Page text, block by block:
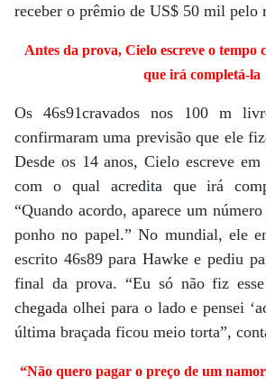
receber o prêmio de US$ 50 mil pelo
Antes da prova, Cielo escreve o tempo
que irá completá-la
Os 46s91cravados nos 100 m
confirmaram uma previsão que ele
Desde os 14 anos, Cielo escreve
com o qual acredita que irá
“Quando acordo, aparece um
ponho no papel.” No mundial, ele
escrito 46s89 para Hawke e pediu
final da prova. “Eu só não fiz
chegada olhei para o lado e pensei
última braçada ficou meio torta”,
“Não quero pagar o preço de um